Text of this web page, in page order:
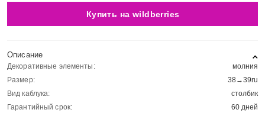
Купить на wildberries
Описание
Декоративные элементы:
молния
Размер:
38→39ru
Вид каблука:
столбик
Гарантийный срок:
60 дней